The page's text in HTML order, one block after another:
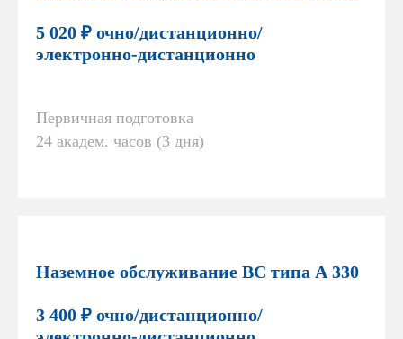
5 020 ₽ очно/дистанционно/
электронно-дистанционно
Первичная подготовка
24 академ. часов (3 дня)
Наземное обслуживание ВС типа А 330
3 400 ₽ очно/дистанционно/